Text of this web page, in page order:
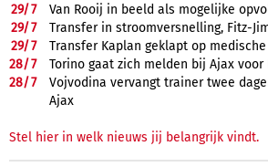
29/7
Van Rooij in beeld als mogelijke
29/7
Transfer in stroomversnelling, Fitz-
29/7
Transfer Kaplan geklapt op
28/7
Torino gaat zich melden bij Ajax voor
28/7
Vojvodina vervangt trainer twee
Ajax
Stel hier in welk nieuws jij belangrijk vindt.